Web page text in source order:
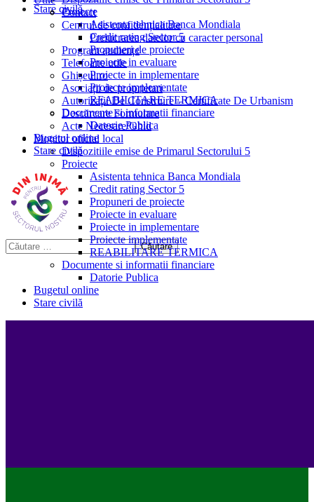
Stare civilă
Proiecte
Asistenta tehnica Banca Mondiala
Credit rating Sector 5
Propuneri de proiecte
Proiecte in evaluare
Proiecte in implementare
Proiecte implementate
REABILITARE TERMICA
Documente si informatii financiare
Datorie Publica
Bugetul online
Stare civilă
Contact
Centrul de confidențialitate
Prelucrarea datelor cu caracter personal
Program audiențe
Telefoane utile
Ghișeul.ro
Asociații de proprietari
Autorizații De Construire – Certificate De Urbanism
Descărcare Formulare
Acte Necesare/Ghid
Monitor oficial local
Dispozitiile emise de Primarul Sectorului 5
Proiecte
Asistenta tehnica Banca Mondiala
Credit rating Sector 5
Propuneri de proiecte
Proiecte in evaluare
Proiecte in implementare
Proiecte implementate
REABILITARE TERMICA
Documente si informatii financiare
Datorie Publica
Bugetul online
Stare civilă